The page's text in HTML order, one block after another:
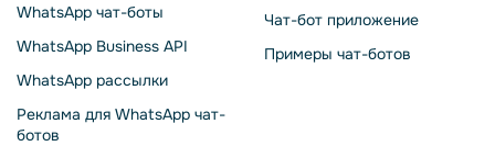
WhatsApp чат-боты
WhatsApp Business API
WhatsApp рассылки
Реклама для WhatsApp чат-
ботов
Чат-бот приложение
Примеры чат-ботов